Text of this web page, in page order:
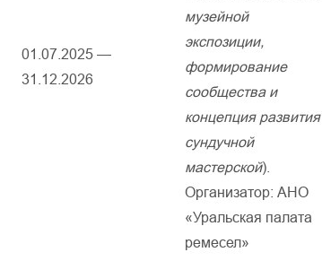
01.07.2025 —
31.12.2026
музейной
экспозиции,
формирование
сообщества и
концепция развития
сундучной
мастерской).
Организатор: АНО
«Уральская палата
ремесел»